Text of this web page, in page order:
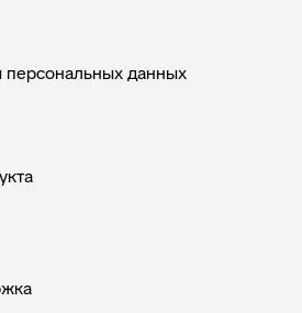
персональных данных